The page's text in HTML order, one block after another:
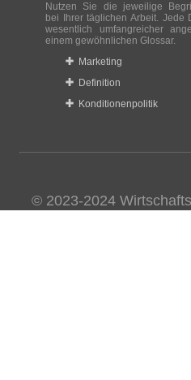
Nutzen Sie die jeweilige
bei Ihrer täglichen Arbeit. Jede
wesentlich umfangreicher
einem gewöhnlichen Glossar.
Marketing
Definition
Konditionenpolitik
© 2023-2024